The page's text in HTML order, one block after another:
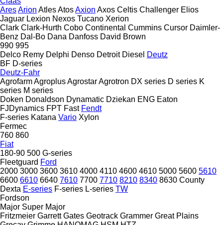
AresArion AtlesAtosAxion Axos Celtis Challenger Elios
Jaguar Lexion Nexos Tucano Xerion
Clark Clark-Hurth Cobo Continental Cummins Cursor Daimler-
Benz Dal-Bo Dana Danfoss David Brown
990 995
Delco Remy Delphi Denso Detroit Diesel Deutz
BF D-series
Deutz-Fahr
AgrofarmAgroplusAgrostarAgrotron DX series D series K
series M series
Doken Donaldson Dynamatic Dziekan ENG Eaton
FJDynamics FPT Fast Fendt
F-series Katana Vario Xylon
Fermec
760 860
Fiat
180-90 500 G-series
Fleetguard Ford
2000 3000 3600 3610 4000 4110 4600 4610 5000 5600 5610
6600 6610 6640 7610 7700 7710 8210 8340 8630 County
Dexta E-series F-series L-series TW
Fordson
Major Super Major
Fritzmeier Garrett Gates Geotrack Grammer Great Plains